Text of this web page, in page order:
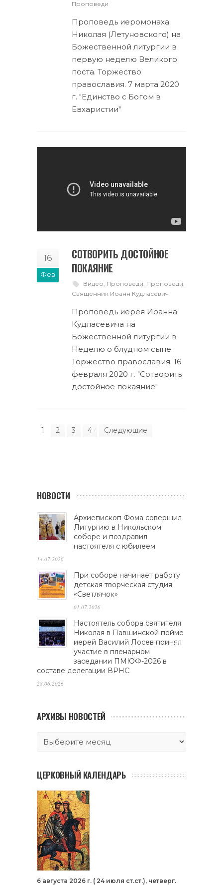
Проповеди
Проповедь иеромонаха
Николая (Летуновского) на
Божественной литургии в
первую неделю Великого
поста. Торжество
православия. 7 марта 2020
г. "Единство с Богом в
Евхаристии"
16
Фев
СОТВОРИТЬ ДОСТОЙНОЕ
ПОКАЯНИЕ
Видео Проповеди Проповеди
Священник Иоанн Кудласевич
Проповедь иерея Иоанна
Кудласевича на
Божественной литургии в
Неделю о блудном сыне.
Торжество православия. 16
февраля 2020 г. "Сотворить
достойное покаяние"
1 2 3 4 Следующие
НОВОСТИ
Архиепископ Фома совершил
Литургию в Никольском
соборе и поздравил
настоятеля с юбилеем
14.07.2026
При соборе начинает работу
детская творческая студия
«Светлячок»
01.07.2026
Настоятель собора святителя
Николая в Павшинской пойме
иерей Василий Лосев принял
участие в пленарном
заседании ПМЮФ-2026 в
составе делегации ВРНС
28.06.2026
АРХИВЫ НОВОСТЕЙ
ЦЕРКОВНЫЙ КАЛЕНДАРЬ
6 августа 2026 г. ( 24 июля ст.ст.), четверг.